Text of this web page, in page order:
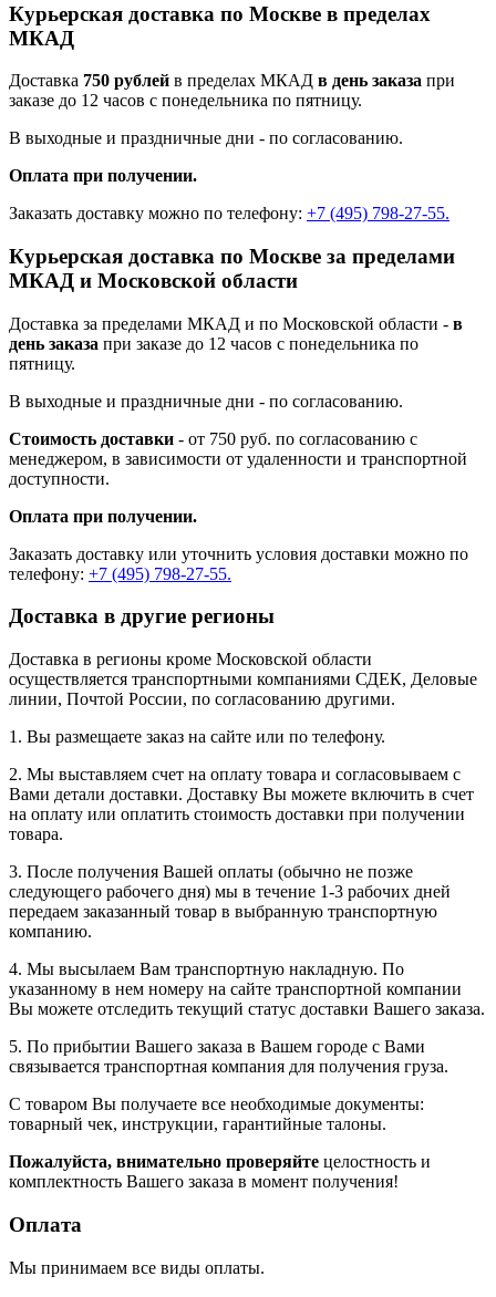
Курьерская доставка по Москве в пределах
МКАД
Доставка 750 рублей в пределах МКАД в день заказа при
заказе до 12 часов с понедельника по пятницу.
В выходные и праздничные дни - по согласованию.
Оплата при получении.
Заказать доставку можно по телефону: +7 (495) 798-27-55.
Курьерская доставка по Москве за пределами
МКАД и Московской области
Доставка за пределами МКАД и по Московской области - в
день заказа при заказе до 12 часов с понедельника по
пятницу.
В выходные и праздничные дни - по согласованию.
Стоимость доставки - от 750 руб. по согласованию с
менеджером, в зависимости от удаленности и транспортной
доступности.
Оплата при получении.
Заказать доставку или уточнить условия доставки можно по
телефону: +7 (495) 798-27-55.
Доставка в другие регионы
Доставка в регионы кроме Московской области
осуществляется транспортными компаниями СДЕК, Деловые
линии, Почтой России, по согласованию другими.
1. Вы размещаете заказ на сайте или по телефону.
2. Мы выставляем счет на оплату товара и согласовываем с
Вами детали доставки. Доставку Вы можете включить в счет
на оплату или оплатить стоимость доставки при получении
товара.
3. После получения Вашей оплаты (обычно не позже
следующего рабочего дня) мы в течение 1-3 рабочих дней
передаем заказанный товар в выбранную транспортную
компанию.
4. Мы высылаем Вам транспортную накладную. По
указанному в нем номеру на сайте транспортной компании
Вы можете отследить текущий статус доставки Вашего заказа.
5. По прибытии Вашего заказа в Вашем городе с Вами
связывается транспортная компания для получения груза.
С товаром Вы получаете все необходимые документы:
товарный чек, инструкции, гарантийные талоны.
Пожалуйста, внимательно проверяйте целостность и
комплектность Вашего заказа в момент получения!
Оплата
Мы принимаем все виды оплаты.